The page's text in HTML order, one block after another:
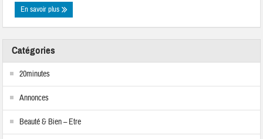
En savoir plus
Catégories
20minutes
Annonces
Beauté & Bien – Etre